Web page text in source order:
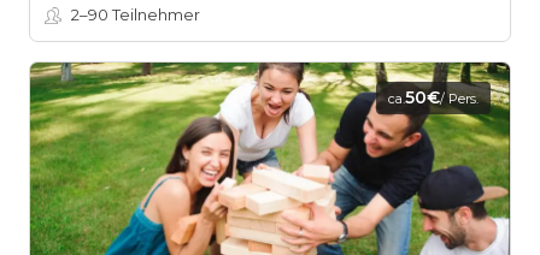
2–90Teilnehmer
ca.50€/ Pers.